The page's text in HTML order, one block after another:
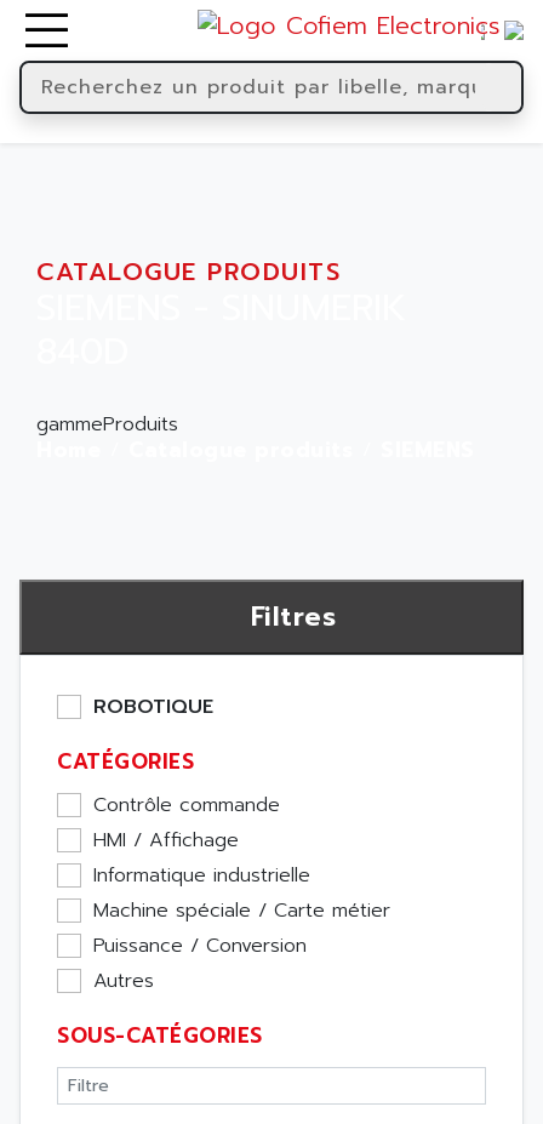
CATALOGUE PRODUITS
gammeProduits
Filtres
ROBOTIQUE
CATÉGORIES
Contrôle commande
HMI / Affichage
Informatique industrielle
Machine spéciale / Carte métier
Puissance / Conversion
Autres
SOUS-CATÉGORIES